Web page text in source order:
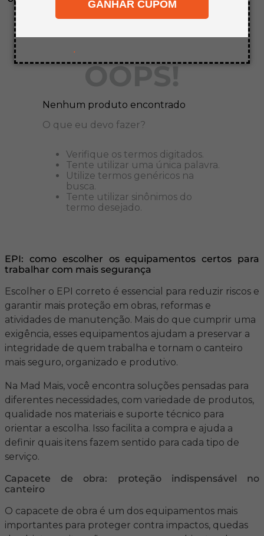
GANHAR CUPOM
.
OOPS!
Nenhum produto encontrado
O que eu devo fazer?
Verifique os termos digitados.
Tente utilizar uma única palavra.
Utilize termos genéricos na
busca.
Tente utilizar sinônimos do
termo desejado.
EPI: como escolher os equipamentos certos para
trabalhar com mais segurança
Escolher o EPI correto é essencial para reduzir riscos e
garantir mais proteção em obras, reformas e
atividades de manutenção. Mais do que cumprir uma
exigência, esses equipamentos ajudam a preservar a
integridade de quem trabalha e tornam o canteiro
mais seguro, organizado e produtivo.
Na Mad Mais, você encontra soluções pensadas para
diferentes necessidades, com variedade de produtos,
qualidade nos materiais e suporte técnico para
orientar a escolha. Isso facilita a compra e ajuda a
definir quais itens fazem sentido para cada tipo de
serviço.
Capacete de obra: proteção indispensável no
canteiro
O capacete de obra é um dos equipamentos mais
importantes para proteger contra impactos, quedas